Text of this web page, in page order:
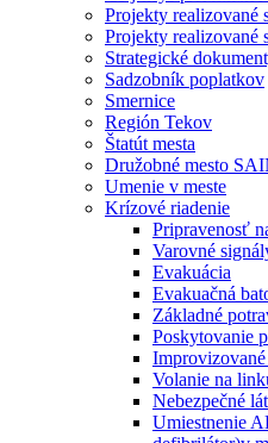
Projekty realizované
Projekty realizované
Strategické
Sadzobník poplatkov
Smernice
Región Tekov
Štatút mesta
Družobné mesto
Umenie v meste
Krízové riadenie
Pripravenosť
Varovné
Evakuácia
Evakuačná
Základné
Poskytovanie
Volanie na
Nebezpečné
Umiestnenie